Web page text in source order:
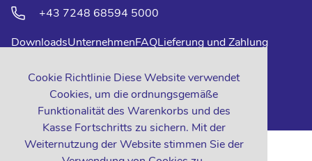
Cookie Richtlinie Diese Website verwendet
Cookies, um die ordnungsgemäße
Funktionalität des Warenkorbs und des
Kasse Fortschritts zu sichern. Mit der
Weiternutzung der Website stimmen Sie der
+43 7248 68594 5000
DownloadsUnternehmenFAQLieferung und Zahlung